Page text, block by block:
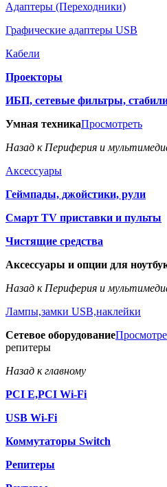
Адаптеры (Переходники)
Графические адаптеры USB
Кабели
Проекторы
ИБП, сетевые фильтры,
Умная техникаПросмотреть
Назад к Периферия и
Аксессуары
Геймпады, джойстики, рули
Смарт TV приставки и пульты
Чистящие средства
Аксессуары и опции для
Назад к Периферия и
Лампы,замки USB,наклейки
Сетевое оборудование
репитеры
Назад к главному
PCI E,PCI Wi-Fi
USB Wi-Fi
Коммутаторы Switch
Репитеры